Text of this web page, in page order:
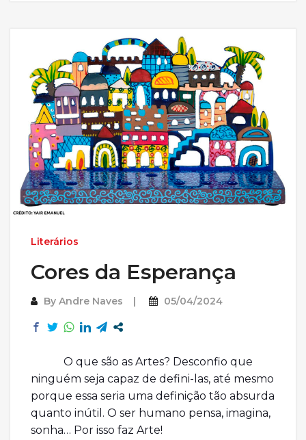
Literários
Cores da Esperança
By Andre Naves 05/04/2024
O que são as Artes? Desconfio que
ninguém seja capaz de defini-las, até mesmo
porque essa seria uma definição tão absurda
quanto inútil. O ser humano pensa, imagina,
sonha… Por isso faz Arte!